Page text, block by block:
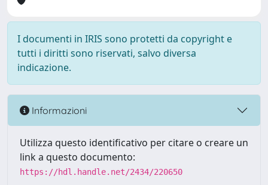
I documenti in IRIS sono protetti da copyright e
tutti i diritti sono riservati, salvo diversa
indicazione.
Informazioni
Utilizza questo identificativo per citare o creare un
link a questo documento:
https://hdl.handle.net/2434/220650